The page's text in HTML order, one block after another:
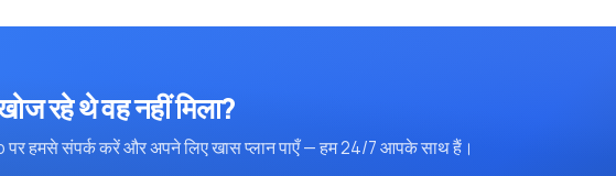
रहे थे वह नहीं मिला?
हमसे संपर्क करें और अपने लिए खास प्लान पाएँ — हम 24/7 आपके साथ हैं।